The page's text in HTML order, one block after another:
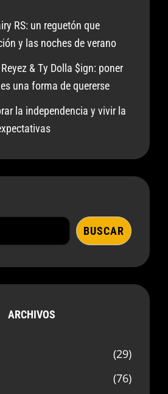
RS: un reguetón que
y las noches de verano
& Ty Dolla $ign: poner
una forma de quererse
la independencia y vivir la
BUSCAR
ARCHIVOS
(29)
(76)